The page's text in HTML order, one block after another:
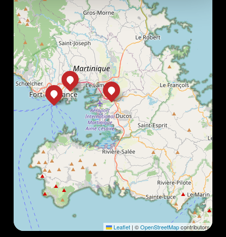
Leaflet | ©OpenStreetMapcontributors